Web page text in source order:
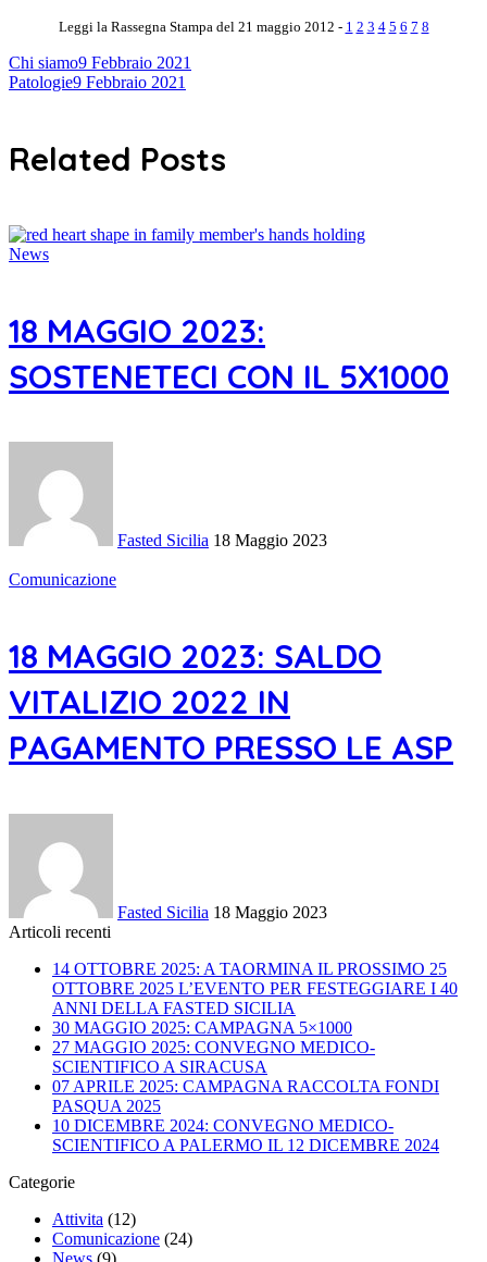
Leggi la Rassegna Stampa del 21 maggio 2012 - 1 2 3 4 5 6 7 8
Chi siamo9 Febbraio 2021
Patologie9 Febbraio 2021
Related Posts
News
18 MAGGIO 2023:
SOSTENETECI CON IL 5X1000
Fasted Sicilia 18 Maggio 2023
Comunicazione
18 MAGGIO 2023: SALDO
VITALIZIO 2022 IN
PAGAMENTO PRESSO LE ASP
Fasted Sicilia 18 Maggio 2023
Articoli recenti
14 OTTOBRE 2025: A TAORMINA IL PROSSIMO 25
OTTOBRE 2025 L’EVENTO PER FESTEGGIARE I 40
ANNI DELLA FASTED SICILIA
30 MAGGIO 2025: CAMPAGNA 5×1000
27 MAGGIO 2025: CONVEGNO MEDICO-
SCIENTIFICO A SIRACUSA
07 APRILE 2025: CAMPAGNA RACCOLTA FONDI
PASQUA 2025
10 DICEMBRE 2024: CONVEGNO MEDICO-
SCIENTIFICO A PALERMO IL 12 DICEMBRE 2024
Categorie
Attivita (12)
Comunicazione (24)